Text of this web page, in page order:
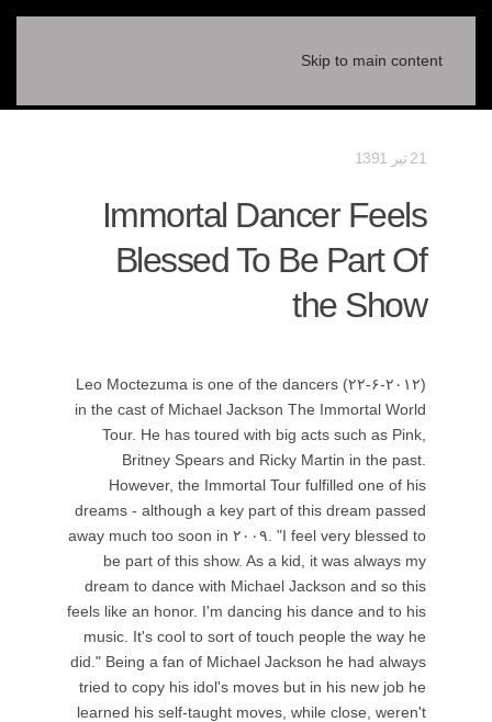
Skip to main content
21 تیر 1391
Immortal Dancer Feels
Blessed To Be Part Of
the Show
(۲۲-۶-۲۰۱۲) Leo Moctezuma is one of the dancers
in the cast of Michael Jackson The Immortal World
Tour. He has toured with big acts such as Pink,
Britney Spears and Ricky Martin in the past.
However, the Immortal Tour fulfilled one of his
dreams - although a key part of this dream passed
away much too soon in ۲۰۰۹. "I feel very blessed to
be part of this show. As a kid, it was always my
dream to dance with Michael Jackson and so this
feels like an honor. I'm dancing his dance and to his
music. It's cool to sort of touch people the way he
did." Being a fan of Michael Jackson he had always
tried to copy his idol's moves but in his new job he
learned his self-taught moves, while close, weren't